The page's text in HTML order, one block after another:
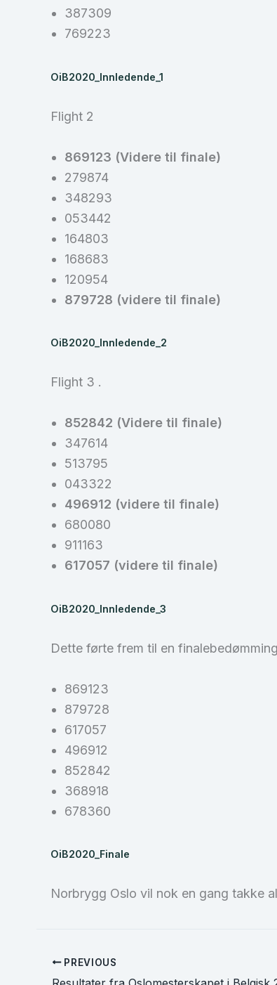
387309
769223
OiB2020_Innledende_1
Flight 2
869123 (Videre til finale)
279874
348293
053442
164803
168683
120954
879728 (videre til finale)
OiB2020_Innledende_2
Flight 3 .
852842 (Videre til finale)
347614
513795
043322
496912 (videre til finale)
680080
911163
617057 (videre til finale)
OiB2020_Innledende_3
Dette førte frem til en
869123
879728
617057
496912
852842
368918
678360
OiB2020_Finale
Norbrygg Oslo vil nok en gang takke
PREVIOUS